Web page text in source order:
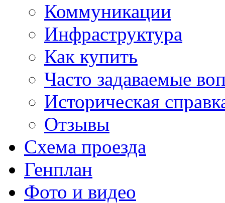
Коммуникации
Инфраструктура
Как купить
Часто задаваемые
Историческая
Отзывы
Схема проезда
Генплан
Фото и видео